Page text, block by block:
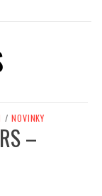
/ NOVINKY
–